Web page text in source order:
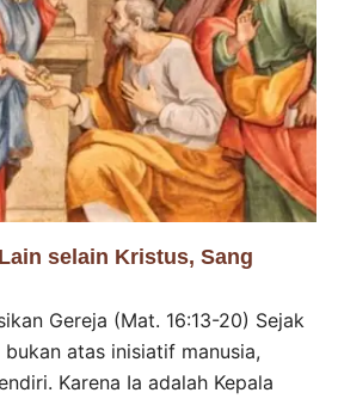
selain Kristus, Sang
Gereja (Mat. 16:13-20) Sejak
atas inisiatif manusia,
Karena Ia adalah Kepala